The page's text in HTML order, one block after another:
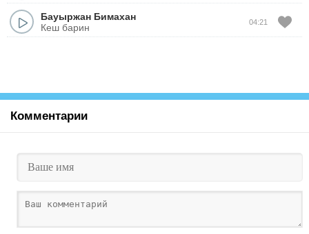
Бауыржан Бимахан
Кеш барин
04:21
Комментарии